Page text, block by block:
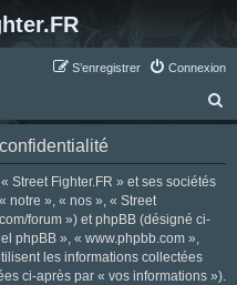
Connexion
S’enregistrer
e
Street Fighter.FR » et ses sociétés
notre », « nos », « Street
forum ») et phpBB (désigné ci-
phpBB », « www.phpbb.com »,
les informations collectées
ci-après par « vos informations »).